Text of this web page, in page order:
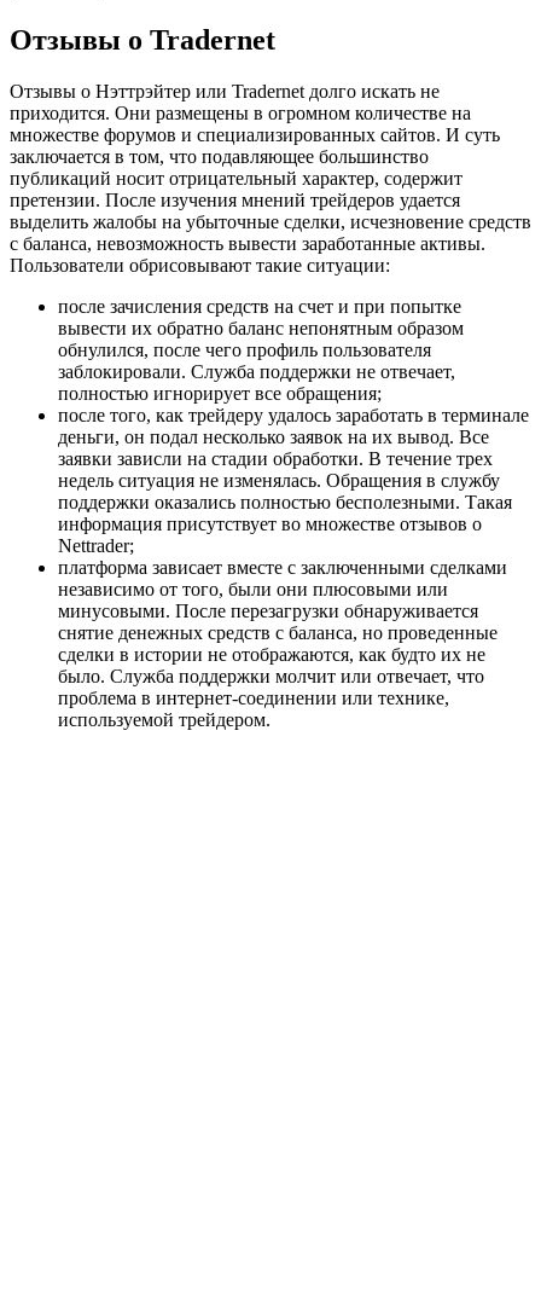
Отзывы о Tradernet
Отзывы о Нэттрэйтер или Tradernet долго искать не
приходится. Они размещены в огромном количестве на
множестве форумов и специализированных сайтов. И суть
заключается в том, что подавляющее большинство
публикаций носит отрицательный характер, содержит
претензии. После изучения мнений трейдеров удается
выделить жалобы на убыточные сделки, исчезновение средств
с баланса, невозможность вывести заработанные активы.
Пользователи обрисовывают такие ситуации:
после зачисления средств на счет и при попытке
вывести их обратно баланс непонятным образом
обнулился, после чего профиль пользователя
заблокировали. Служба поддержки не отвечает,
полностью игнорирует все обращения;
после того, как трейдеру удалось заработать в терминале
деньги, он подал несколько заявок на их вывод. Все
заявки зависли на стадии обработки. В течение трех
недель ситуация не изменялась. Обращения в службу
поддержки оказались полностью бесполезными. Такая
информация присутствует во множестве отзывов о
Nettrader;
платформа зависает вместе с заключенными сделками
независимо от того, были они плюсовыми или
минусовыми. После перезагрузки обнаруживается
снятие денежных средств с баланса, но проведенные
сделки в истории не отображаются, как будто их не
было. Служба поддержки молчит или отвечает, что
проблема в интернет-соединении или технике,
используемой трейдером.